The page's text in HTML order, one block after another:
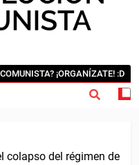
¡ORGANÍZATE! :D
colapso del régimen de